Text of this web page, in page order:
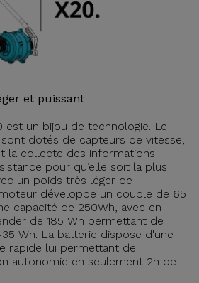
et puissant
est un bijou de technologie. Le
dotés de capteurs de vitesse,
la collecte des informations
pour qu’elle soit la plus
un poids très léger de
développe un couple de 65
capacité de 250Wh, avec en
de 185 Wh permettant de
Wh. La batterie dispose d'une
rapide lui permettant de
autonomie en seulement 2h de